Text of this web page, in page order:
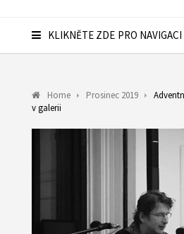
KLIKNĚTE ZDE PRO NAVIGACI
Home Prosinec 2019
v galerii